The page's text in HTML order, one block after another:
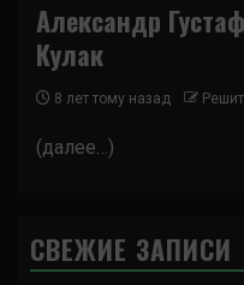
Александр
Кулак
8 лет тому назад
(далее…)
СВЕЖИЕ ЗАПИСИ